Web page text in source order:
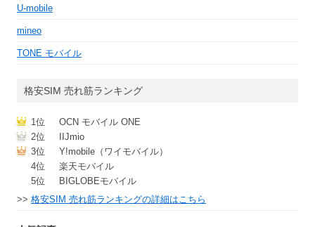
U-mobile
mineo
TONE モバイル
格安SIM 売れ筋ランキング
1位
OCN モバイル ONE
2位
IIJmio
3位
Y!mobile（ワイモバイル）
4位
楽天モバイル
5位
BIGLOBEモバイル
>> 格安SIM 売れ筋ランキングの詳細はこちら